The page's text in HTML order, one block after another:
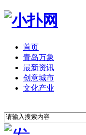
首页
青岛万象
最新资讯
创意城市
文化产业